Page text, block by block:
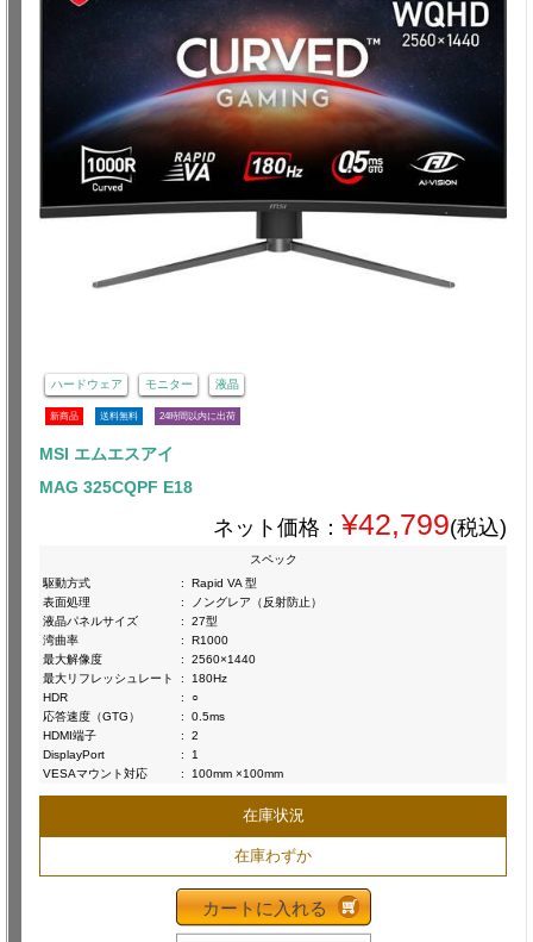
ハードウェア モニター 液晶
新商品 送料無料 24時間以内に出荷
MSI エムエスアイ
MAG 325CQPF E18
ネット価格： ¥42,799(税込)
スペック
駆動方式
:
Rapid VA 型
表面処理
:
ノングレア（反射防止）
液晶パネルサイズ
:
27型
湾曲率
:
R1000
最大解像度
:
2560×1440
最大リフレッシュレート
:
180Hz
HDR
:
○
応答速度（GTG）
:
0.5ms
HDMI端子
:
2
DisplayPort
:
1
VESAマウント対応
: 100mm ×100mm
在庫状況
在庫わずか
カートに入れる